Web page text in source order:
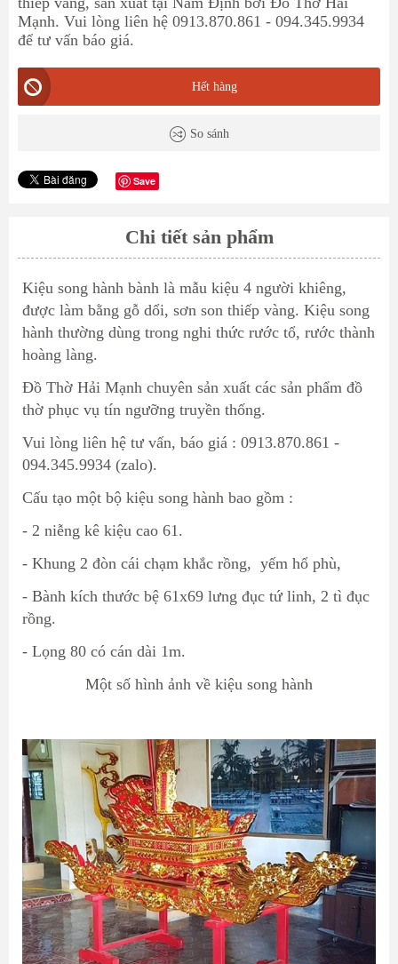
Mạnh. Vui lòng liên hệ 0913.870.861 - 094.345.9934
để tư vấn báo giá.
Hết hàng
So sánh
Save
Chi tiết sản phẩm
Kiệu song hành bành là mẫu kiệu 4 người khiêng,
được làm bằng gỗ dổi, sơn son thiếp vàng. Kiệu song
hành thường dùng trong nghi thức rước tổ, rước thành
hoàng làng.
Đồ Thờ Hải Mạnh chuyên sản xuất các sản phẩm đồ
thờ phục vụ tín ngưỡng truyền thống.
Vui lòng liên hệ tư vấn, báo giá : 0913.870.861 -
094.345.9934 (zalo).
Cấu tạo một bộ kiệu song hành bao gồm :
- 2 niễng kê kiệu cao 61.
- Khung 2 đòn cái chạm khắc rồng, yếm hổ phù,
- Bành kích thước bệ 61x69 lưng đục tứ linh, 2 tì đục
rồng.
- Lọng 80 có cán dài 1m.
Một số hình ảnh về kiệu song hành